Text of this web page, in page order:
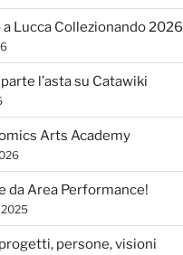
a Lucca Collezionando 2026
l’asta su Catawiki
Arts Academy
da Area Performance!
persone, visioni